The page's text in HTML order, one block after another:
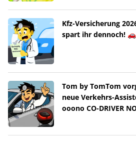
Kfz-Versicherung
spart ihr dennoch!
Tom by TomTom
neue Verkehrs-
ooono CO-DRIVER